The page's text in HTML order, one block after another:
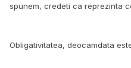
spunem, credeti ca reprezinta
Obligativitatea, deocamdata